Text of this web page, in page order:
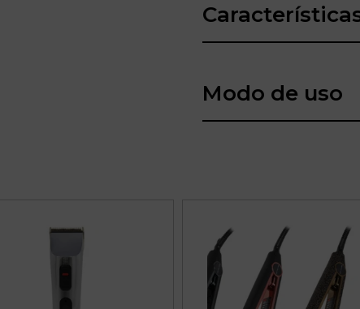
Modo de uso
Este
producto
tiene
múltiples